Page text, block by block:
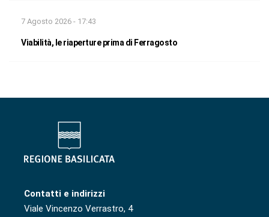
7 Agosto 2026 - 17:43
Viabilità, le riaperture prima di Ferragosto
Contatti e indirizzi
Viale Vincenzo Verrastro, 4